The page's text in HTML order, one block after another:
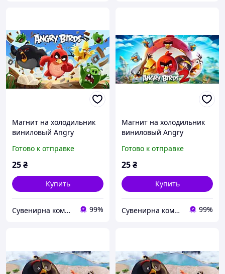
Магнит на холодильник
виниловый Angry
на холодильник
Готово к отправке
25₴
Купить
Сувенирна компанія "Козаки Удачі" 99%
Магнит на холодильник
виниловый Angry
на холодильник
Готово к отправке
25₴
Купить
Сувенирна компанія "Козаки Удачі" 99%